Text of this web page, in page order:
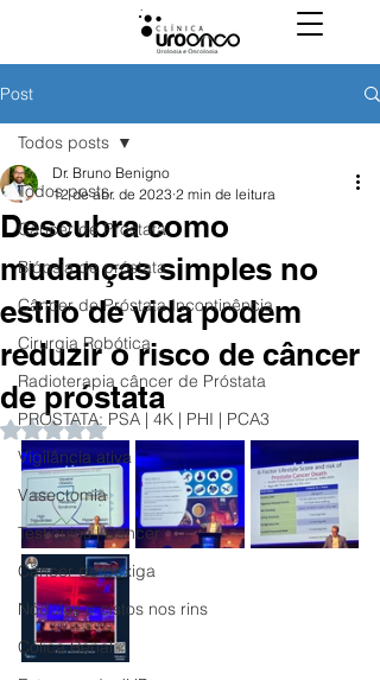
Post
Todos posts
Câncer de Próstata
Biópsia de próstata
Câncer de Próstata Incontinência
Cirurgia Robótica
Radioterapia câncer de Próstata
PROSTATA: PSA | 4K | PHI | PCA3
Vigilância ativa
Vasectomia
Testículos | Câncer
Câncer de bexiga
Nódulos e cistos nos rins
Cólica Renal
Todos posts
Descubra como
mudanças simples no
estilo de vida podem
reduzir o risco de câncer
de próstata
Dr. Bruno Benigno
12 de abr. de 2023 2 min de leitura
Avaliado com NaN de 5 estrelas.